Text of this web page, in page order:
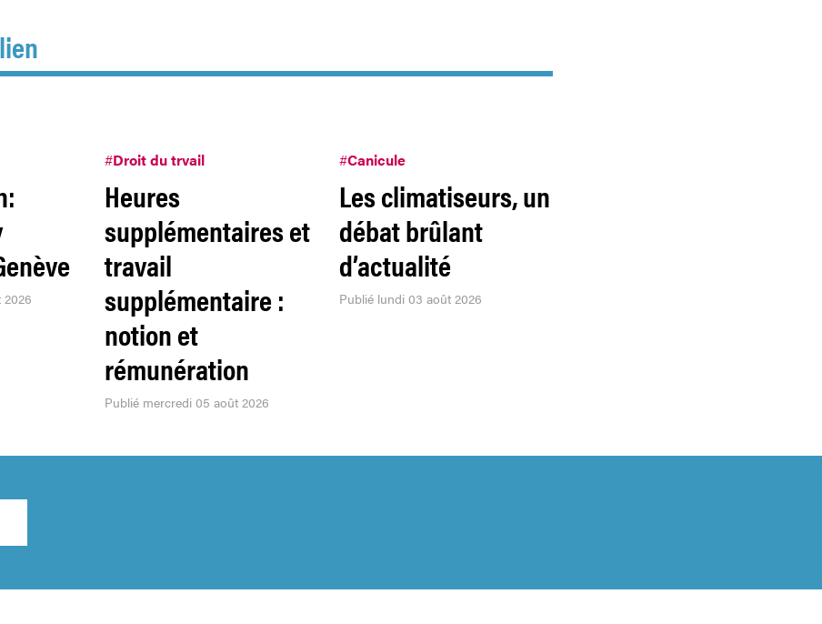
#Droit du trvail
Heures
supplémentaires et
travail
supplémentaire :
notion et
rémunération
Publié mercredi 05 août 2026
#Canicule
Les climatiseurs, un
débat brûlant
d’actualité
Publié lundi 03 août 2026